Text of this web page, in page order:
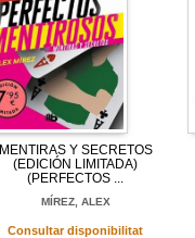
MENTIRAS Y SECRETOS
(EDICIÓN LIMITADA)
(PERFECTOS ...
MÍREZ, ALEX
Consultar disponibilitat